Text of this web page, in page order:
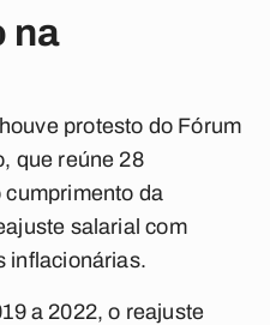
na
protesto do Fórum
que reúne 28
cumprimento da
salarial com
inflacionárias.
a 2022, o reajuste